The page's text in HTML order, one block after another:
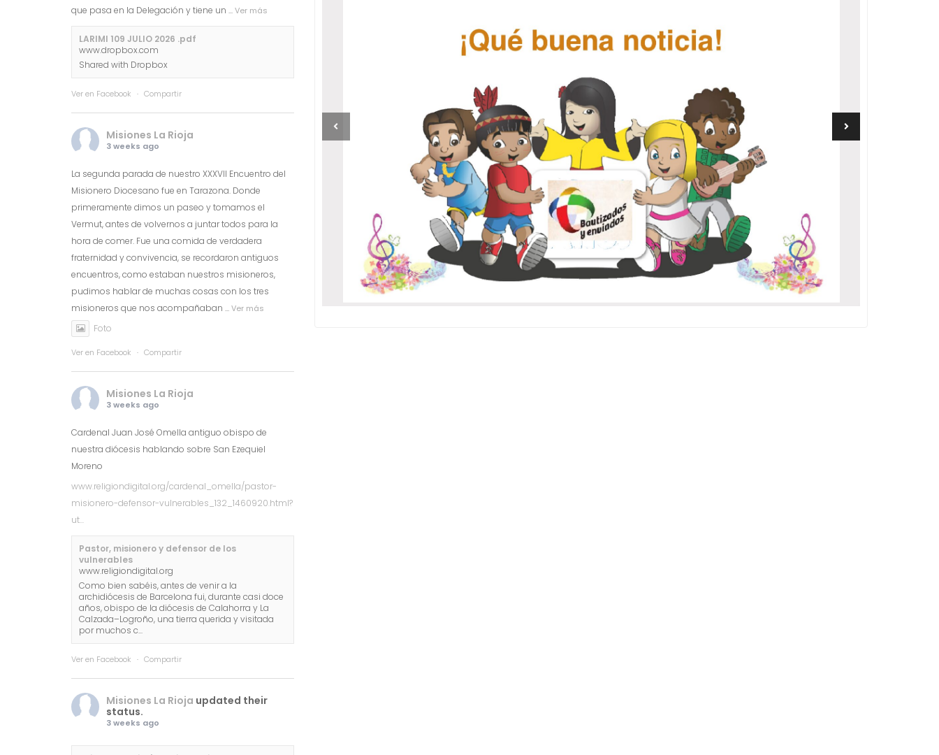
que pasa en la Delegación y tiene un ...Ver más
LARIMI 109 JULIO 2026 .pdf
www.dropbox.com
Shared with Dropbox
Ver en Facebook · Compartir
Misiones La Rioja
3 weeks ago
La segunda parada de nuestro XXXVII Encuentro del
Misionero Diocesano fue en Tarazona. Donde
primeramente dimos un paseo y tomamos el
Vermut, antes de volvernos a juntar todos para la
hora de comer. Fue una comida de verdadera
fraternidad y convivencia, se recordaron antiguos
encuentros, como estaban nuestros misioneros,
pudimos hablar de muchas cosas con los tres
misioneros que nos acompañaban ...Ver más
Foto
Ver en Facebook · Compartir
Misiones La Rioja
3 weeks ago
Cardenal Juan José Omella antiguo obispo de
nuestra diócesis hablando sobre San Ezequiel
Moreno
www.religiondigital.org/cardenal_omella/pastor-
misionero-defensor-vulnerables_132_1460920.html?
ut...
Pastor, misionero y defensor de los
vulnerables
www.religiondigital.org
Como bien sabéis, antes de venir a la
archidiócesis de Barcelona fui, durante casi doce
años, obispo de la diócesis de Calahorra y La
Calzada–Logroño, una tierra querida y visitada
por muchos c...
Ver en Facebook · Compartir
Misiones La Rioja updated their
status.
3 weeks ago